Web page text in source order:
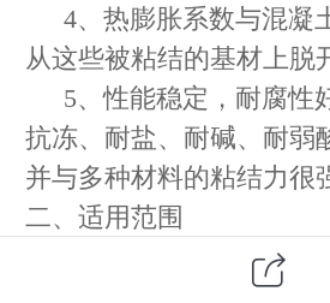
4、热膨胀系数与混凝
从这些被粘结的基材上脱
5、性能稳定，耐腐性
抗冻、耐盐、耐碱、耐弱
并与多种材料的粘结力很
二、适
混凝土构件的缺陷修